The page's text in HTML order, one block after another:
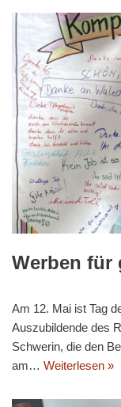
Werben für
Am 12. Mai ist Tag
Auszubildende des
Schwerin, die den
am… Weiterlesen »